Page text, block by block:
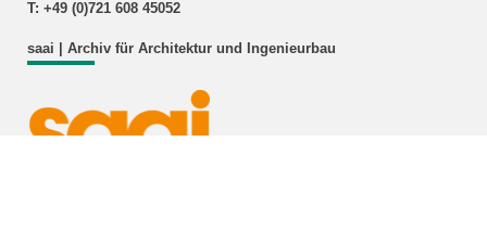
T: +49 (0)721 608 45052
saai | Archiv für Architektur und Ingenieurbau